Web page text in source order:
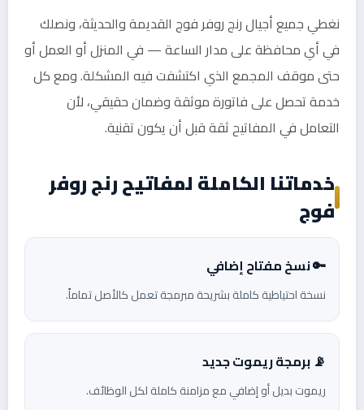
نغطي جميع أجيال رنج روفر فوج القديمة والحديثة، ونصلك
في أي محافظة على مدار الساعة — في المنزل أو العمل أو
حتى موقف المجمع الذي اكتشفت فيه المشكلة. ومع كل
خدمة تحصل على فاتورة موثقة وضمان حقيقي، لأن
التعامل في المفاتيح ثقة قبل أن يكون تقنية.
خدماتنا الكاملة لمفاتيح رنج روفر
فوج
🔑 نسخ مفتاح إضافي
نسخة احتياطية كاملة بشريحة مبرمجة تعمل كالأصل تماماً.
📡 برمجة ريموت جديد
ريموت بديل أو إضافي مع مزامنة كاملة لكل الوظائف.